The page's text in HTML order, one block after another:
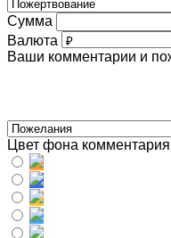
Сумма
Валюта
Ваши комментарии и
Цвет фона комментария